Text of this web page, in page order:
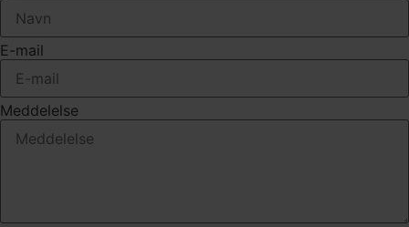
E-mail
Meddelelse